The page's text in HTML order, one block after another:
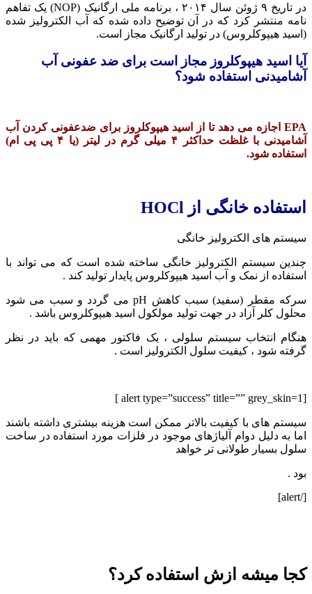
در تاریخ ۹ ژوئن سال ۲۰۱۴ ، برنامه ملی ارگانیک (NOP) یک تفاهم
نامه منتشر کرد که در آن توضیح داده شده که آب الکترولیز شده
(اسید هیپوکلروس) در تولید ارگانیک مجاز است.
آیا اسید هیپوکلروز مجاز است برای ضد عفونی آب
آشامیدنی استفاده شود؟
EPA اجازه می دهد تا از اسید هیپوکلروز برای ضدعفونی کردن آب
آشامیدنی با غلظت حداکثر ۴ میلی گرم در لیتر (یا ۴ پی پی ام)
استفاده شود.
استفاده خانگی از HOCl
سیستم های الکترولیز خانگی
چندین سیستم الکترولیز خانگی ساخته شده است که می تواند با
استفاده از نمک و آب اسید هیپوکلروس پایدار تولید کند .
سرکه مقطر (سفید) سبب کاهش pH می گردد و سبب می شود
محلول کلر آزاد در جهت تولید مولکول اسید هیپوکلروس باشد .
هنگام انتخاب سیستم سلولی ، یک فاکتور مهمی که باید در نظر
گرفته شود ، کیفیت سلول الکترولیز است .
[alert type=”success” title=”” grey_skin=1 ]
سیستم های با کیفیت بالاتر ممکن است هزینه بیشتری داشته باشند
اما به دلیل دوام آلیاژهای موجود در فلزات مورد استفاده در ساخت
سلول بسیار طولانی تر خواهد
بود .
[/alert]
کجا میشه ازش استفاده کرد؟